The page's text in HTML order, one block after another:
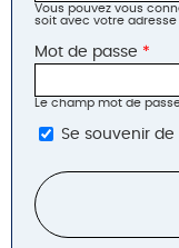
Vous pouvez vous
soit avec votre adresse
Mot de passe *
Le champ mot de
Se souvenir de